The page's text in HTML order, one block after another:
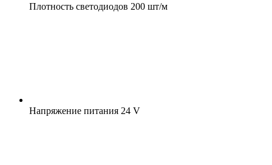
Плотность светодиодов 200 шт/м
Напряжение питания 24 V